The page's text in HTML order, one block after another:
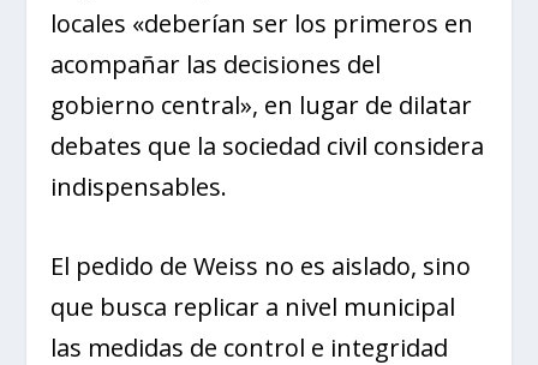
locales «deberían ser los primeros en
acompañar las decisiones del
gobierno central», en lugar de dilatar
debates que la sociedad civil considera
indispensables.
El pedido de Weiss no es aislado, sino
que busca replicar a nivel municipal
las medidas de control e integridad